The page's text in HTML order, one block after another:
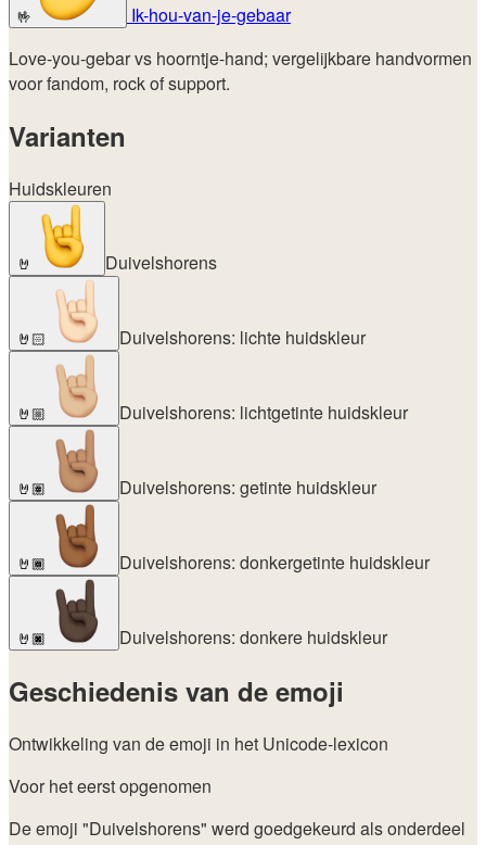
🤟
Ik-hou-van-je-gebaar
Love-you-gebar vs hoorntje-hand; vergelijkbare handvormen
voor fandom, rock of support.
Varianten
Huidskleuren
🤘 Duivelshorens
🤘🏻 Duivelshorens: lichte huidskleur
🤘🏼 Duivelshorens: lichtgetinte huidskleur
🤘🏽 Duivelshorens: getinte huidskleur
🤘🏾 Duivelshorens: donkergetinte huidskleur
🤘🏿 Duivelshorens: donkere huidskleur
Geschiedenis van de emoji
Ontwikkeling van de emoji in het Unicode-lexicon
Voor het eerst opgenomen
De emoji "Duivelshorens" werd goedgekeurd als onderdeel